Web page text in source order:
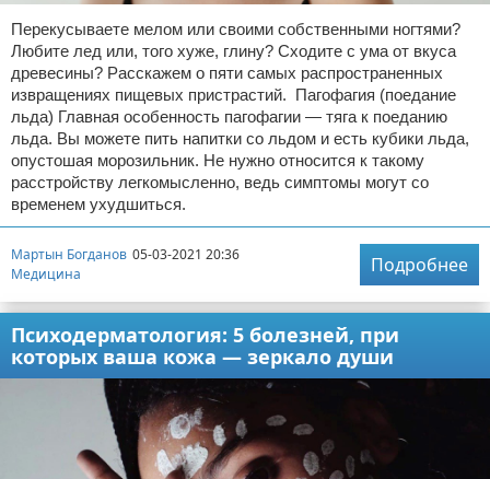
Перекусываете мелом или своими собственными ногтями?
Любите лед или, того хуже, глину? Сходите с ума от вкуса
древесины? Расскажем о пяти самых распространенных
извращениях пищевых пристрастий. Пагофагия (поедание
льда) Главная особенность пагофагии — тяга к поеданию
льда. Вы можете пить напитки со льдом и есть кубики льда,
опустошая морозильник. Не нужно относится к такому
расстройству легкомысленно, ведь симптомы могут со
временем ухудшиться.
Мартын Богданов 05-03-2021 20:36
Медицина
Подробнее
Психодерматология: 5 болезней, при
которых ваша кожа — зеркало души